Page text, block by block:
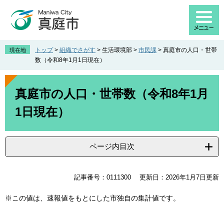
先
。
を
て
現在地 トップ > 組織でさがす > 生活環境部 > 市民課 > 真庭市の人口・世帯
数（令和8年1月1日現在）
本
真庭市の人口・世帯数（令和8年1月
1日現在）
ページ内目次
記事番号：0111300 更新日：2026年1月7日更新
※この値は、速報値をもとにした市独自の集計値です。